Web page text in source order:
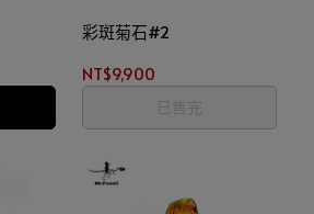
彩斑菊石#2
NT$9,900
已售完